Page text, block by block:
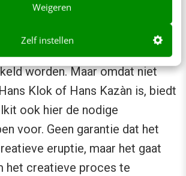
Weigeren
Zelf instellen
dan het konijn uit de hoge
basis van de wensen van de
de gewenste waarde een
worden. Maar omdat niet
Klok of Hans Kazàn is, biedt
ook hier de nodige
voor. Geen garantie dat het
eruptie, maar het gaat
het creatieve proces te